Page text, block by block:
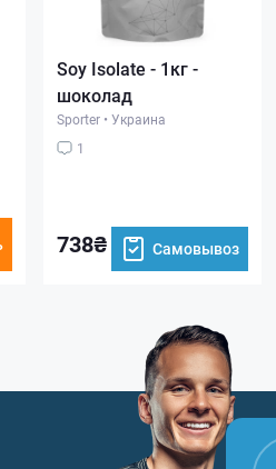
Soy Isolate - 1кг -
шоколад
Sporter • Украина
1
738₴ Самовывоз